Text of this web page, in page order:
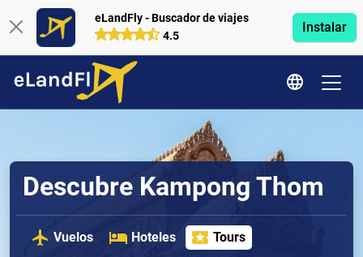
eLandFly - Buscador de viajes
4.5
Instalar
Descubre Kampong Thom
Vuelos Hoteles Tours